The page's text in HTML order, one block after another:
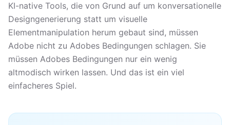
KI-native Tools, die von Grund auf um konversationelle
Designgenerierung statt um visuelle
Elementmanipulation herum gebaut sind, müssen
Adobe nicht zu Adobes Bedingungen schlagen. Sie
müssen Adobes Bedingungen nur ein wenig
altmodisch wirken lassen. Und das ist ein viel
einfacheres Spiel.